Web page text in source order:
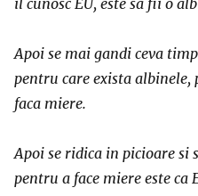
Apoi se mai gandi ceva
pentru care exista albinele,
faca miere.
Apoi se ridica in picioare si
pentru a face miere este ca